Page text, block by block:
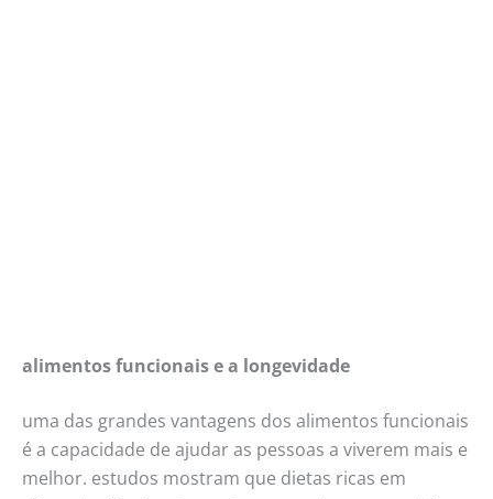
alimentos funcionais e a longevidade
uma das grandes vantagens dos alimentos funcionais
é a capacidade de ajudar as pessoas a viverem mais e
melhor. estudos mostram que dietas ricas em